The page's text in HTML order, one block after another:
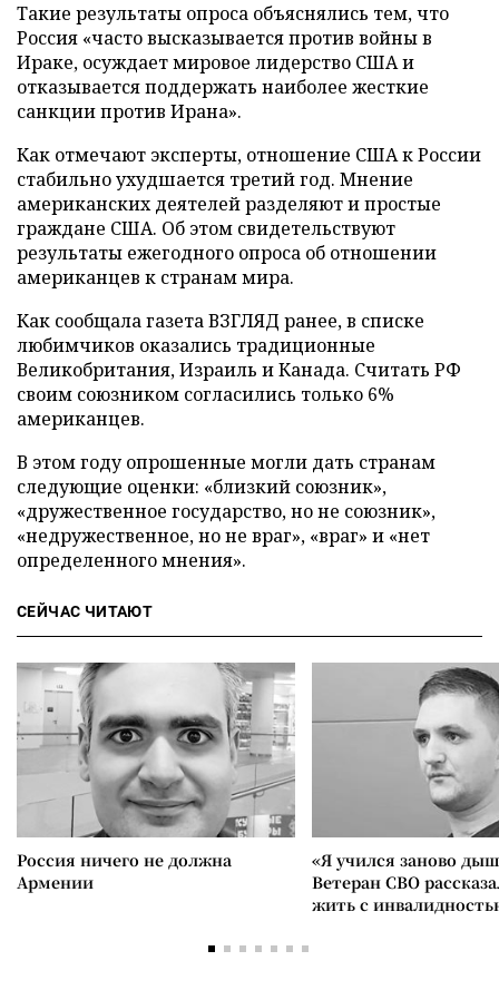
Такие результаты опроса объяснялись тем, что
Россия «часто высказывается против войны в
Ираке, осуждает мировое лидерство США и
отказывается поддержать наиболее жесткие
санкции против Ирана».
Как отмечают эксперты, отношение США к России
стабильно ухудшается третий год. Мнение
американских деятелей разделяют и простые
граждане США. Об этом свидетельствуют
результаты ежегодного опроса об отношении
американцев к странам мира.
Как сообщала газета ВЗГЛЯД ранее, в списке
любимчиков оказались традиционные
Великобритания, Израиль и Канада. Считать РФ
своим союзником согласились только 6%
американцев.
В этом году опрошенные могли дать странам
следующие оценки: «близкий союзник»,
«дружественное государство, но не союзник»,
«недружественное, но не враг», «враг» и «нет
определенного мнения».
СЕЙЧАС ЧИТАЮТ
Россия ничего не должна
Армении
«Я учился заново
Ветеран СВО
жить с